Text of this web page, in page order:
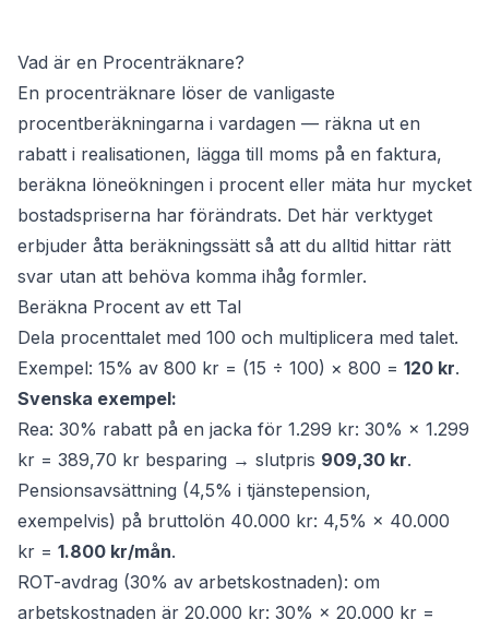
Vad är en Procenträknare?
En procenträknare löser de vanligaste
procentberäkningarna i vardagen — räkna ut en
rabatt i realisationen, lägga till moms på en faktura,
beräkna löneökningen i procent eller mäta hur mycket
bostadspriserna har förändrats. Det här verktyget
erbjuder åtta beräkningssätt så att du alltid hittar rätt
svar utan att behöva komma ihåg formler.
Beräkna Procent av ett Tal
Dela procenttalet med 100 och multiplicera med talet.
Exempel: 15% av 800 kr = (15 ÷ 100) × 800 = 120 kr.
Svenska exempel:
Rea: 30% rabatt på en jacka för 1.299 kr: 30% × 1.299
kr = 389,70 kr besparing → slutpris 909,30 kr.
Pensionsavsättning (4,5% i tjänstepension,
exempelvis) på bruttolön 40.000 kr: 4,5% × 40.000
kr = 1.800 kr/mån.
ROT-avdrag (30% av arbetskostnaden): om
arbetskostnaden är 20.000 kr: 30% × 20.000 kr =